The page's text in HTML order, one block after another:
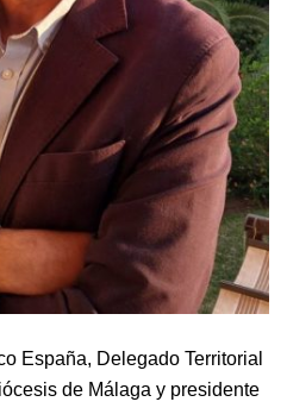
España, Delegado Territorial
de Málaga y presidente